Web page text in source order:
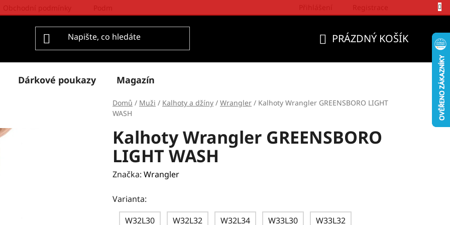
PRÁZDNÝ KOŠÍK
Dárkové poukazy Magazín
Domů / Muži / Kalhoty a džíny / Wrangler / Kalhoty Wrangler GREENSBORO LIGHT
WASH
Kalhoty Wrangler GREENSBORO
LIGHT WASH
Značka: Wrangler
Varianta:
W32L30
W32L32 W32L34 W33L30 W33L32